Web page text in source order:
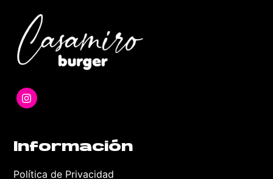
Información
Política de Privacidad